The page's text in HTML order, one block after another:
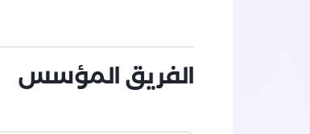
الفريق المؤسس